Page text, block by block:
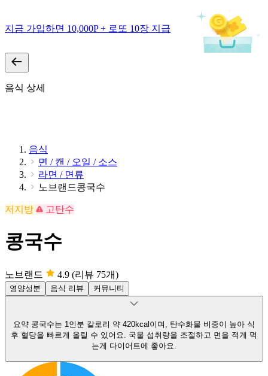
지금 가입하면 10,000P + 로또 10장 지급
음식 상세
음식
면 / 캔 / 오일 / 소스
라면 / 면류
노브랜드콩국수
저지방 고탄수
콩국수
노브랜드 4.9 (리뷰 75개)
영양성분 음식 리뷰 커뮤니티
요약 콩국수는 1인분 칼로리 약 420kcal이며, 탄수화물 비중이 높아 식
후 혈당을 빠르게 올릴 수 있어요. 국물 섭취량을 조절하고 면을 적게 먹
는게 다이어트에 좋아요.